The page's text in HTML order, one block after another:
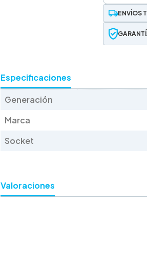
ENVÍOS
Especificaciones
Generación
Marca
Socket
Valoraciones